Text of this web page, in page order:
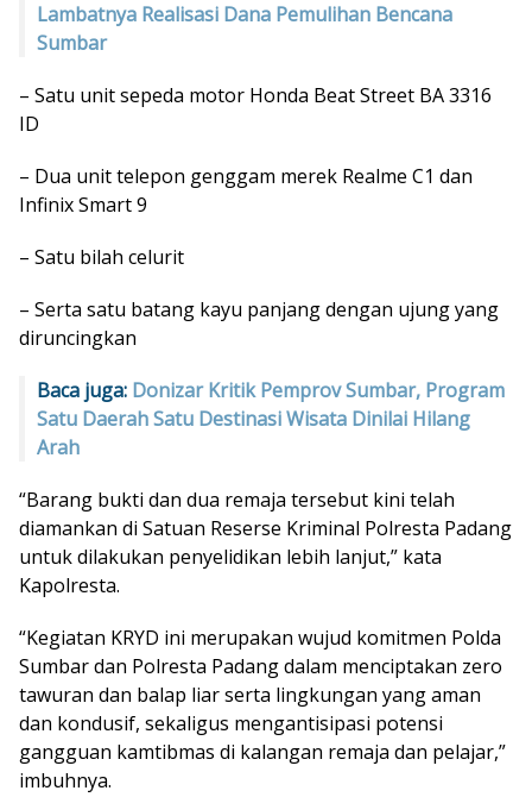
Lambatnya Realisasi Dana Pemulihan Bencana
Sumbar
– Satu unit sepeda motor Honda Beat Street BA 3316
ID
– Dua unit telepon genggam merek Realme C1 dan
Infinix Smart 9
– Satu bilah celurit
– Serta satu batang kayu panjang dengan ujung yang
diruncingkan
Baca juga: Donizar Kritik Pemprov Sumbar, Program
Satu Daerah Satu Destinasi Wisata Dinilai Hilang
Arah
“Barang bukti dan dua remaja tersebut kini telah
diamankan di Satuan Reserse Kriminal Polresta Padang
untuk dilakukan penyelidikan lebih lanjut,” kata
Kapolresta.
“Kegiatan KRYD ini merupakan wujud komitmen Polda
Sumbar dan Polresta Padang dalam menciptakan zero
tawuran dan balap liar serta lingkungan yang aman
dan kondusif, sekaligus mengantisipasi potensi
gangguan kamtibmas di kalangan remaja dan pelajar,”
imbuhnya.